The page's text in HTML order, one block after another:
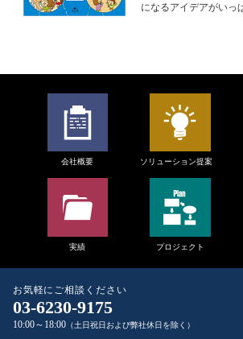
になるアイデアがいっ
お気軽にご相談ください
03-6230-9175
10:00～18:00（土日祝日および弊社休日を除く）
会社概要 ソリューション提案
実績 プロジェクト
Copyright